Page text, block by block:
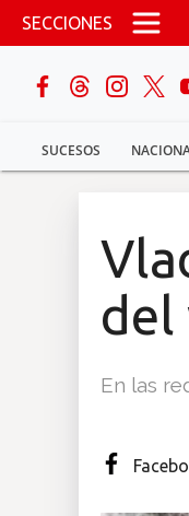
Pasar al contenido
SECCIONES
SUCESOS
buscar
Sucesos
del
En las